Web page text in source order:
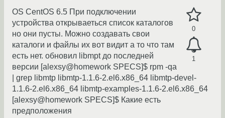
0
1
OS CentOS 6.5 При подключении
устройства открываеться список каталогов
но они пусты. Можно создавать свои
каталоги и файлы их вот видит а то что там
есть нет. обновил libmpt до последней
версии [alexsy@homework SPECS]$ rpm -qa
| grep libmtp libmtp-1.1.6-2.el6.x86_64 libmtp-devel-
1.1.6-2.el6.x86_64 libmtp-examples-1.1.6-2.el6.x86_64
[alexsy@homework SPECS]$ Какие есть
предположения